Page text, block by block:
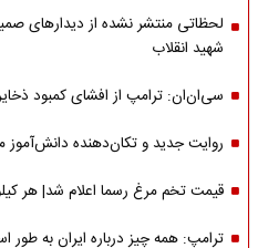
لحظاتی منتشر نشده از دیدارهای
شهید انقلاب
سی‌ان‌ان: ترامپ از افشای کمبود
روایت جدید و تکان‌دهنده
قیمت تخم مرغ رسما اعلام شد| هر
ترامپ: همه چیز درباره ایران به